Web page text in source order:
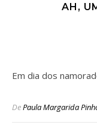
AH,
Em dia dos
DePaula Margarida